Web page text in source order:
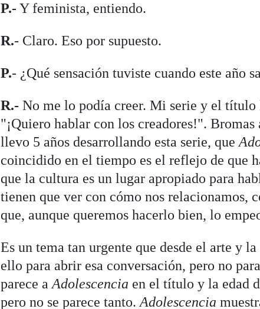
P.-Y feminista, entiendo.
R.- Claro. Eso por supuesto.
P.- ¿Qué sensación tuviste cuando este año
R.-No me lo podía creer. Mi serie y el título
"¡Quiero hablar con los creadores!". Bromas
llevo 5 años desarrollando esta serie, que
coincidido en el tiempo es el reflejo de que
que la cultura es un lugar apropiado para
tienen que ver con cómo nos relacionamos,
que, aunque queremos hacerlo bien, lo
Es un tema tan urgente que desde el arte y
ello para abrir esa conversación, pero no
parece aAdolescencia en el título y la edad
pero no se parece tanto.Adolescencia